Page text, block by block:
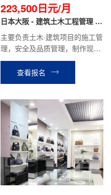
223,500日元/月
日本大阪 - 建筑土木工程管理 正
社员
主要负责土木·建筑项目的施工管
理，安全及品质管理，制作现场
的施工计划书、报价单、检查报
告等，材料分配管理等业务。
查看报名